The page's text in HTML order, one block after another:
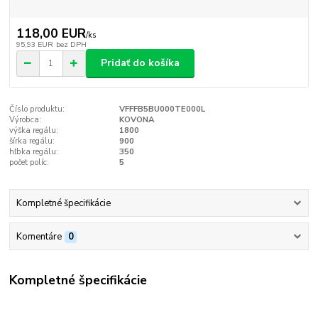
118,00 EUR/ks
95,93 EUR bez DPH
Pridať do košíka
Číslo produktu:
VFFFB5BU000TE000L
Výrobca:
KOVONA
výška regálu:
1800
šírka regálu:
900
hľbka regálu:
350
počet políc:
5
Kompletné špecifikácie
Komentáre 0
Kompletné špecifikácie